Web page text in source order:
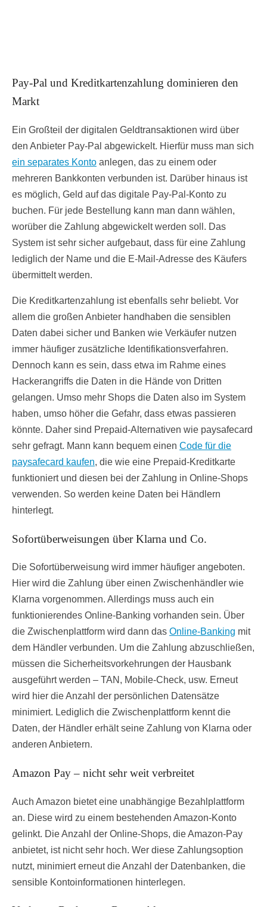
Pay-Pal und Kreditkartenzahlung dominieren den
Markt
Ein Großteil der digitalen Geldtransaktionen wird über
den Anbieter Pay-Pal abgewickelt. Hierfür muss man sich
ein separates Konto anlegen, das zu einem oder
mehreren Bankkonten verbunden ist. Darüber hinaus ist
es möglich, Geld auf das digitale Pay-Pal-Konto zu
buchen. Für jede Bestellung kann man dann wählen,
worüber die Zahlung abgewickelt werden soll. Das
System ist sehr sicher aufgebaut, dass für eine Zahlung
lediglich der Name und die E-Mail-Adresse des Käufers
übermittelt werden.
Die Kreditkartenzahlung ist ebenfalls sehr beliebt. Vor
allem die großen Anbieter handhaben die sensiblen
Daten dabei sicher und Banken wie Verkäufer nutzen
immer häufiger zusätzliche Identifikationsverfahren.
Dennoch kann es sein, dass etwa im Rahme eines
Hackerangriffs die Daten in die Hände von Dritten
gelangen. Umso mehr Shops die Daten also im System
haben, umso höher die Gefahr, dass etwas passieren
könnte. Daher sind Prepaid-Alternativen wie paysafecard
sehr gefragt. Mann kann bequem einen Code für die
paysafecard kaufen, die wie eine Prepaid-Kreditkarte
funktioniert und diesen bei der Zahlung in Online-Shops
verwenden. So werden keine Daten bei Händlern
hinterlegt.
Sofortüberweisungen über Klarna und Co.
Die Sofortüberweisung wird immer häufiger angeboten.
Hier wird die Zahlung über einen Zwischenhändler wie
Klarna vorgenommen. Allerdings muss auch ein
funktionierendes Online-Banking vorhanden sein. Über
die Zwischenplattform wird dann das Online-Banking mit
dem Händler verbunden. Um die Zahlung abzuschließen,
müssen die Sicherheitsvorkehrungen der Hausbank
ausgeführt werden – TAN, Mobile-Check, usw. Erneut
wird hier die Anzahl der persönlichen Datensätze
minimiert. Lediglich die Zwischenplattform kennt die
Daten, der Händler erhält seine Zahlung von Klarna oder
anderen Anbietern.
Amazon Pay – nicht sehr weit verbreitet
Auch Amazon bietet eine unabhängige Bezahlplattform
an. Diese wird zu einem bestehenden Amazon-Konto
gelinkt. Die Anzahl der Online-Shops, die Amazon-Pay
anbietet, ist nicht sehr hoch. Wer diese Zahlungsoption
nutzt, minimiert erneut die Anzahl der Datenbanken, die
sensible Kontoinformationen hinterlegen.